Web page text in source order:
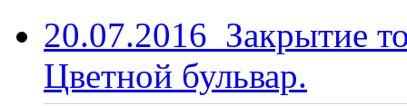
20.07.2016 Закрытие
Цветной бульвар.